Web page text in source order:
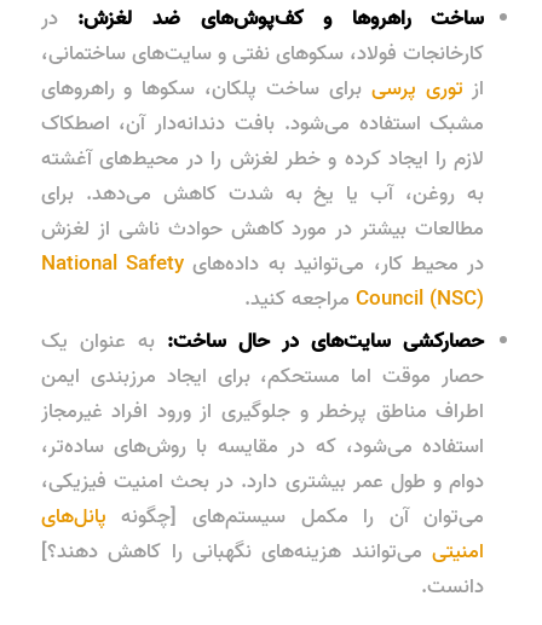
ساخت راهروها و کف‌پوش‌های ضد لغزش: در
کارخانجات فولاد، سکوهای نفتی و سایت‌های ساختمانی،
از توری پرسی برای ساخت پلکان، سکوها و راهروهای
مشبک استفاده می‌شود. بافت دندانه‌دار آن، اصطکاک
لازم را ایجاد کرده و خطر لغزش را در محیط‌های آغشته
به روغن، آب یا یخ به شدت کاهش می‌دهد. برای
مطالعات بیشتر در مورد کاهش حوادث ناشی از لغزش
در محیط کار، می‌توانید به داده‌های National Safety
Council (NSC)مراجعه کنید.
حصارکشی سایت‌های در حال ساخت: به عنوان یک
حصار موقت اما مستحکم، برای ایجاد مرزبندی ایمن
اطراف مناطق پرخطر و جلوگیری از ورود افراد غیرمجاز
استفاده می‌شود، که در مقایسه با روش‌های ساده‌تر،
دوام و طول عمر بیشتری دارد. در بحث امنیت فیزیکی،
می‌توان آن را مکمل سیستم‌های [چگونه پانل‌های
امنیتیمی‌توانند هزینه‌های نگهبانی را کاهش دهند؟]
دانست.